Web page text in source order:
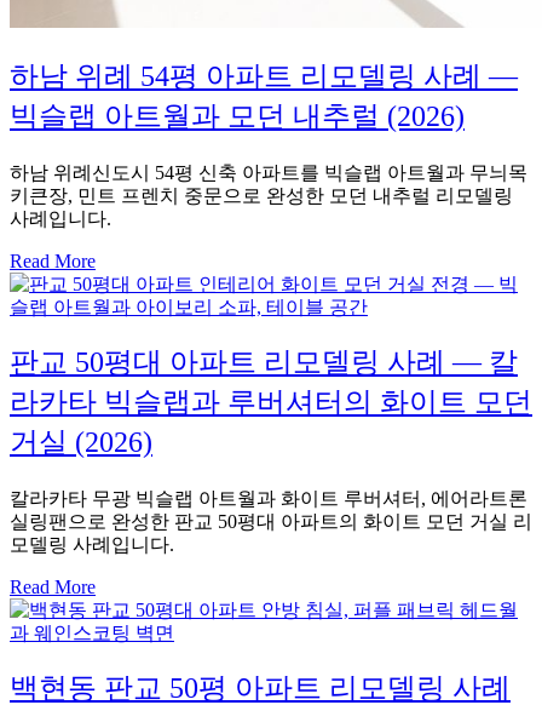
하남 위례 54평 아파트 리모델링 사례 —
빅슬랩 아트월과 모던 내추럴 (2026)
하남 위례신도시 54평 신축 아파트를 빅슬랩 아트월과 무늬목
키큰장, 민트 프렌치 중문으로 완성한 모던 내추럴 리모델링
사례입니다.
Read More
판교 50평대 아파트 리모델링 사례 — 칼
라카타 빅슬랩과 루버셔터의 화이트 모던
거실 (2026)
칼라카타 무광 빅슬랩 아트월과 화이트 루버셔터, 에어라트론
실링팬으로 완성한 판교 50평대 아파트의 화이트 모던 거실 리
모델링 사례입니다.
Read More
백현동 판교 50평 아파트 리모델링 사례